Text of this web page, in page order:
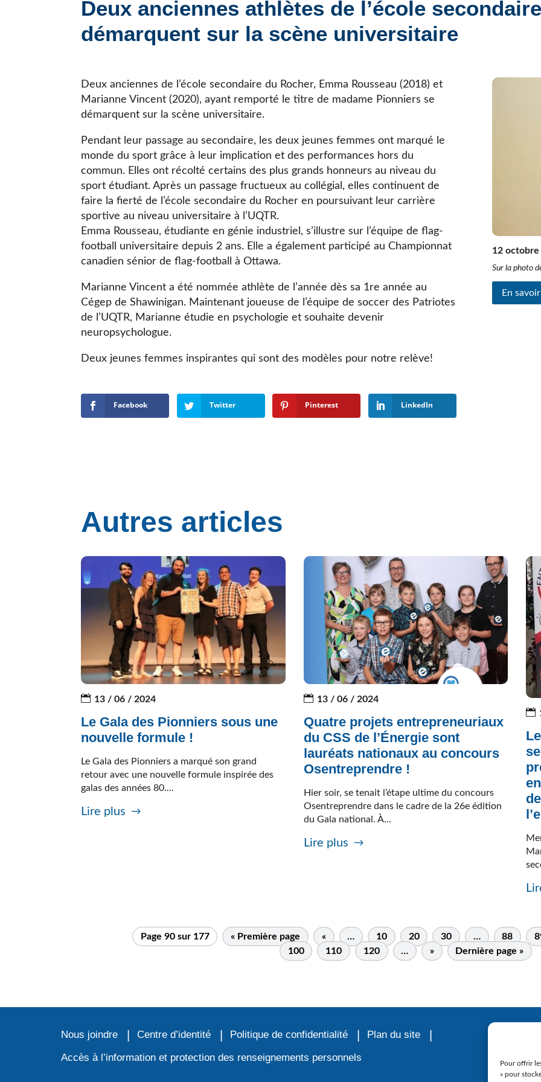
Pour offrir
» pour
JE CHERCHE UNE ÉCOLE
Plaintes et protecteur de l’élève
Services complémentaires
Coffre à outils
École ouverte
Parents trucs pédagos et technos
Programme de formation de l’école québécoise
Élèves internationaux
Programmes offerts
Deux anciennes athlètes de l’école
démarquent sur la scène universitaire
Deux anciennes de l’école secondaire du Rocher, Emma Rousseau (2018) et
Marianne Vincent (2020), ayant remporté le titre de madame Pionniers se
démarquent sur la scène universitaire.
Pendant leur passage au secondaire, les deux jeunes femmes ont marqué le
monde du sport grâce à leur implication et des performances hors du
commun. Elles ont récolté certains des plus grands honneurs au niveau du
sport étudiant. Après un passage fructueux au collégial, elles continuent de
faire la fierté de l’école secondaire du Rocher en poursuivant leur carrière
sportive au niveau universitaire à l’UQTR.
Emma Rousseau, étudiante en génie industriel, s’illustre sur l’équipe de flag-
football universitaire depuis 2 ans. Elle a également participé au Championnat
canadien sénior de flag-football à Ottawa.
Marianne Vincent a été nommée athlète de l’année dès sa 1re année au
Cégep de Shawinigan. Maintenant joueuse de l’équipe de soccer des Patriotes
de l’UQTR, Marianne étudie en psychologie et souhaite devenir
neuropsychologue.
Deux jeunes femmes inspirantes qui sont des modèles pour notre relève!
Facebook Twitter Pinterest LinkedIn
12 octobre
Sur la photo
En
Autres articles
13 / 06 / 2024
Le Gala des Pionniers sous une
nouvelle formule !
Le Gala des Pionniers a marqué son grand
retour avec une nouvelle formule inspirée des
galas des années 80....
Lire plus
13 / 06 / 2024
Quatre projets entrepreneuriaux
du CSS de l’Énergie sont
lauréats nationaux au concours
Osentreprendre !
Hier soir, se tenait l’étape ultime du concours
Osentreprendre dans le cadre de la 26e édition
du Gala national. À...
Lire plus
Page 90 sur 177 « Première page « … 10 20 30 … 88
100
110 120 … » Dernière page »
Nous joindre Centre d’identité Politique de confidentialité
Plan du site
Accès à l’information et protection des renseignements personnels